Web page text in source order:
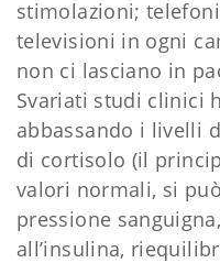
stimolazioni;
televisioni in ogni
non ci lasciano in
Svariati studi clinici
abbassando i livelli
di cortisolo (il
valori normali, si
pressione
all’insulina,